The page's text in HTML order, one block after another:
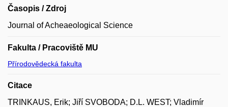
Časopis / Zdroj
Journal of Acheaeological Science
Fakulta / Pracoviště MU
Přírodovědecká fakulta
Citace
TRINKAUS, Erik; Jiří SVOBODA; D.L. WEST; Vladimír